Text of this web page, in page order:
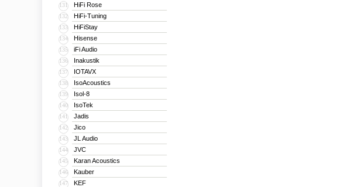
131 HiFi Rose
132 HiFi-Tuning
133 HiFiStay
134 Hisense
135 iFi Audio
136 Inakustik
137 IOTAVX
138 IsoAcoustics
139 Isol-8
140 IsoTek
141 Jadis
142 Jico
143 JL Audio
144 JVC
145 Karan Acoustics
146 Kauber
147 KEF